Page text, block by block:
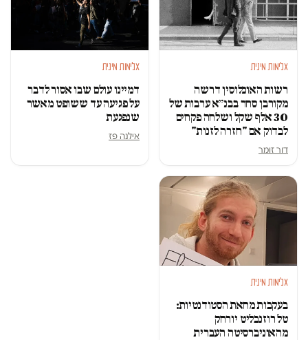
אלימות מינית
רשות האוכלוסין דרשה
מקורבן סחר בבנ״א ערבות של
30 אלף שקל ושלחה פקחים
לבדוק אם "חזרה לזנות"
דור זומר
אלימות מינית
דמיינו עולם שבו אסור לדבר
על פגיעה עד ששופט מאשר
שנפגעת
אילנה פז
אלימות מינית
בעקבות מחאת הסטודנטיות:
טל רוזנבליט יורחק
מהאוניברסיטה העברית